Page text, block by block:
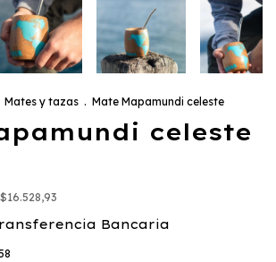
Mates y tazas . Mate Mapamundi celeste
celeste
$16.528,93
Bancaria